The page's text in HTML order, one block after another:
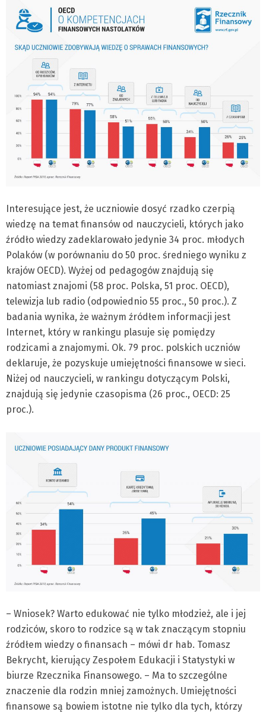
Interesujące jest, że uczniowie dosyć rzadko czerpią
wiedzę na temat finansów od nauczycieli, których jako
źródło wiedzy zadeklarowało jedynie 34 proc. młodych
Polaków (w porównaniu do 50 proc. średniego wyniku z
krajów OECD). Wyżej od pedagogów znajdują się
natomiast znajomi (58 proc. Polska, 51 proc. OECD),
telewizja lub radio (odpowiednio 55 proc., 50 proc.). Z
badania wynika, że ważnym źródłem informacji jest
Internet, który w rankingu plasuje się pomiędzy
rodzicami a znajomymi. Ok. 79 proc. polskich uczniów
deklaruje, że pozyskuje umiejętności finansowe w sieci.
Niżej od nauczycieli, w rankingu dotyczącym Polski,
znajdują się jedynie czasopisma (26 proc., OECD: 25
proc.).
– Wniosek? Warto edukować nie tylko młodzież, ale i jej
rodziców, skoro to rodzice są w tak znaczącym stopniu
źródłem wiedzy o finansach – mówi dr hab. Tomasz
Bekrycht, kierujący Zespołem Edukacji i Statystyki w
biurze Rzecznika Finansowego. – Ma to szczególne
znaczenie dla rodzin mniej zamożnych. Umiejętności
finansowe są bowiem istotne nie tylko dla tych, którzy